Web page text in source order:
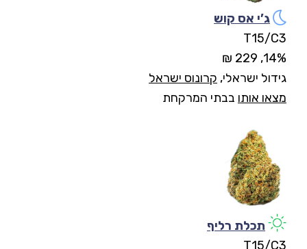
ג’י אס קוש
T15/C3
14%, 229 ₪
גידול ישראלי, קרונוס ישראל
מצאו אותו בבתי המרקחת
תכלת רליף
T15/C3